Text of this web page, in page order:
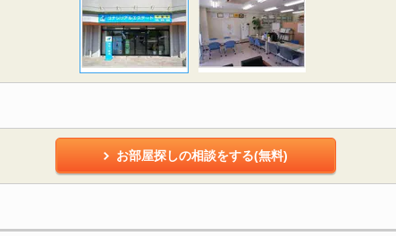
お部屋探しの相談をする(無料)